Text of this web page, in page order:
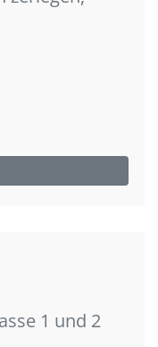
1 und 2